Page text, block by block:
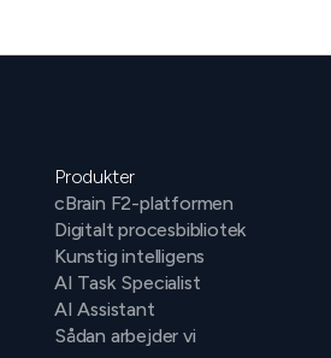
Produkter
cBrain F2-platformen
Digitalt procesbibliotek
Kunstig intelligens
AI Task Specialist
AI Assistant
Sådan arbejder vi